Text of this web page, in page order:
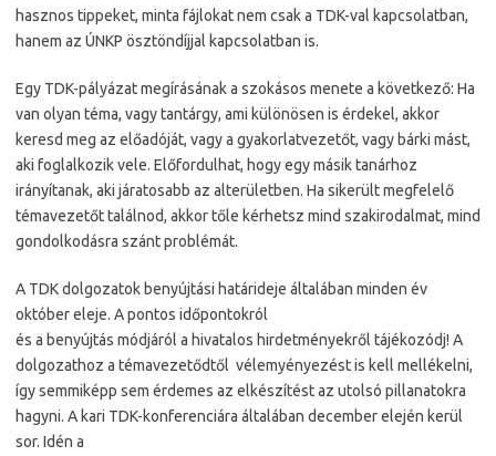
hasznos tippeket, minta fájlokat nem csak a TDK-val kapcsolatban,
hanem az ÚNKP ösztöndíjjal kapcsolatban is.
Egy TDK-pályázat megírásának a szokásos menete a következő: Ha
van olyan téma, vagy tantárgy, ami különösen is érdekel, akkor
keresd meg az előadóját, vagy a gyakorlatvezetőt, vagy bárki mást,
aki foglalkozik vele. Előfordulhat, hogy egy másik tanárhoz
irányítanak, aki járatosabb az alterületben. Ha sikerült megfelelő
témavezetőt találnod, akkor tőle kérhetsz mind szakirodalmat, mind
gondolkodásra szánt problémát.
A TDK dolgozatok benyújtási határideje általában minden év
október eleje. A pontos időpontokról
és a benyújtás módjáról a hivatalos hirdetményekről tájékozódj! A
dolgozathoz a témavezetődtől vélemyényezést is kell mellékelni,
így semmiképp sem érdemes az elkészítést az utolsó pillanatokra
hagyni. A kari TDK-konferenciára általában december elején kerül
sor. Idén a